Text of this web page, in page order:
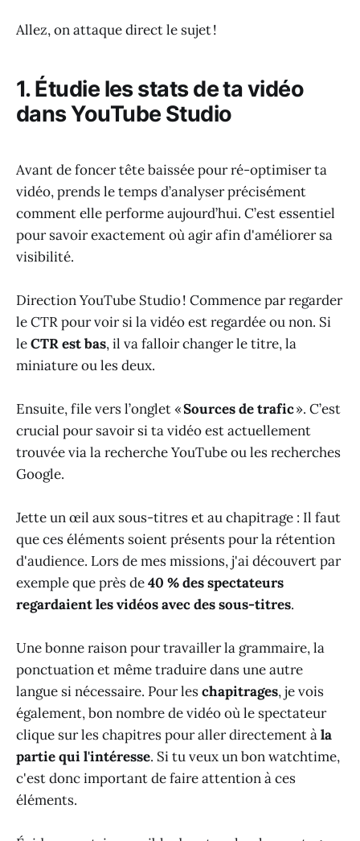
Allez, on attaque direct le sujet !
1. Étudie les stats de ta vidéo
dans YouTube Studio
Avant de foncer tête baissée pour ré-optimiser ta
vidéo, prends le temps d’analyser précisément
comment elle performe aujourd’hui. C’est essentiel
pour savoir exactement où agir afin d'améliorer sa
visibilité.
Direction YouTube Studio ! Commence par regarder
le CTR pour voir si la vidéo est regardée ou non. Si
leCTR est bas, il va falloir changer le titre, la
miniature ou les deux.
Ensuite, file vers l’onglet «Sources de trafic». C’est
crucial pour savoir si ta vidéo est actuellement
trouvée via la recherche YouTube ou les recherches
Google.
Jette un œil aux sous-titres et au chapitrage : Il faut
que ces éléments soient présents pour la rétention
d'audience. Lors de mes missions, j'ai découvert par
exemple que près de40 % des spectateurs
regardaient les vidéos avec des sous-titres.
Une bonne raison pour travailler la grammaire, la
ponctuation et même traduire dans une autre
langue si nécessaire. Pour leschapitrages, je vois
également, bon nombre de vidéo où le spectateur
clique sur les chapitres pour aller directement àla
partie qui l'intéresse. Si tu veux un bon watchtime,
c'est donc important de faire attention à ces
éléments.